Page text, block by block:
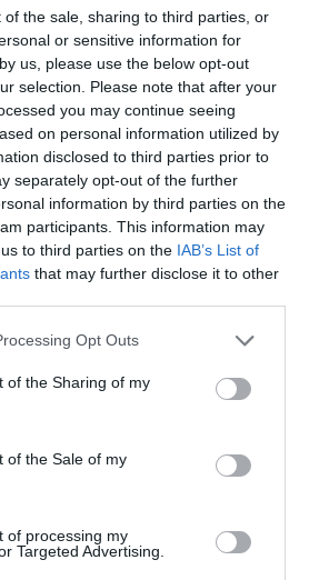
of the sale, sharing to third parties, or
or sensitive information for
us, please use the below opt-out
selection. Please note that after your
you may continue seeing
on personal information utilized by
disclosed to third parties prior to
separately opt-out of the further
information by third parties on the
participants. This information may
to third parties on the IAB’s List of
that may further disclose it to other
Opt Outs
of the Sharing of my
of the Sale of my
of processing my
Targeted Advertising.
PinterestLinkedInEmail Print
commentaire !
UN COMMENTAIRE
aux lecteurs !
Journal participez